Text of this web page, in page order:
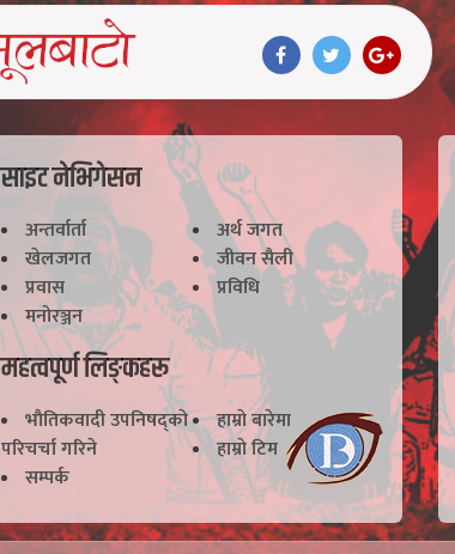
साइट नेभिगेसन
अन्तर्वार्ता
अर्थ जगत
खेलजगत
जीवन सैली
प्रवास
प्रविधि
मनोरञ्जन
महत्वपूर्ण लिङ्कहरू
भाैतिकवादी उपनिषद्काे
परिचर्चा गरिने
हाम्राे बारेमा
हाम्राे टिम
सम्पर्क